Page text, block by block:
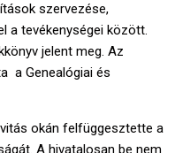
szervezése,
a tevékenységei között.
jelent meg. Az
a Genealógiai és
okán felfüggesztette a
A hivatalosan be nem